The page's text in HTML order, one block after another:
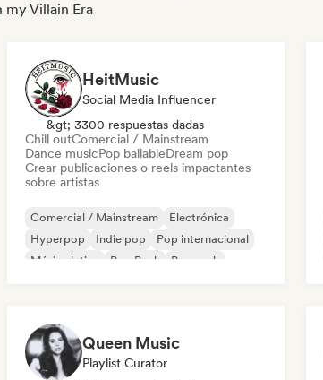
my Villain Era
HeitMusic
Social Media Influencer
&gt; 3300 respuestas dadas
Chill outComercial / Mainstream
Dance musicPop bailableDream pop
Crear publicaciones o reels impactantes
sobre artistas
Comercial / Mainstream
Electrónica
Hyperpop
Indie pop
Pop internacional
Música latina
Pop Punk Pop rock
Queen Music
Playlist Curator